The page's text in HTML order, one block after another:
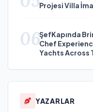
Projesi Villa
06ŞefKapında
Chef
Yachts Across
YAZARLAR